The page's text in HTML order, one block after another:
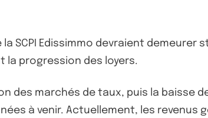
SCPI Edissimmo devraient
la progression des loyers.
des marchés de taux, puis la baisse
à venir. Actuellement, les revenus